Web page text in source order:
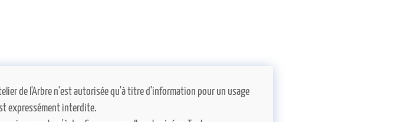
de l'Arbre n'est autorisée qu'à titre d'information pour un usage
expressément interdite.